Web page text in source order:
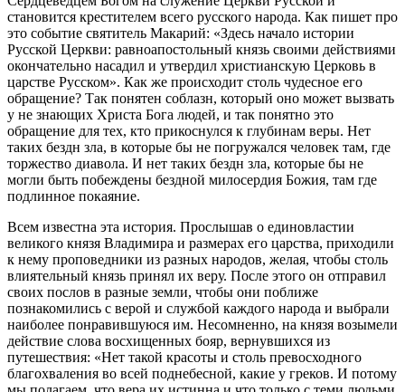
становится крестителем всего русского народа. Как пишет про
это событие святитель Макарий: «Здесь начало истории
Русской Церкви: равноапостольный князь своими действиями
окончательно насадил и утвердил христианскую Церковь в
царстве Русском». Как же происходит столь чудесное его
обращение? Так понятен соблазн, который оно может вызвать
у не знающих Христа Бога людей, и так понятно это
обращение для тех, кто прикоснулся к глубинам веры. Нет
таких бездн зла, в которые бы не погружался человек там, где
торжество диавола. И нет таких бездн зла, которые бы не
могли быть побеждены бездной милосердия Божия, там где
подлинное покаяние.
Всем известна эта история. Прослышав о единовластии
великого князя Владимира и размерах его царства, приходили
к нему проповедники из разных народов, желая, чтобы столь
влиятельный князь принял их веру. После этого он отправил
своих послов в разные земли, чтобы они поближе
познакомились с верой и службой каждого народа и выбрали
наиболее понравившуюся им. Несомненно, на князя возымели
действие слова восхищенных бояр, вернувшихся из
путешествия: «Нет такой красоты и столь превосходного
благохваления во всей поднебесной, какие у греков. И потому